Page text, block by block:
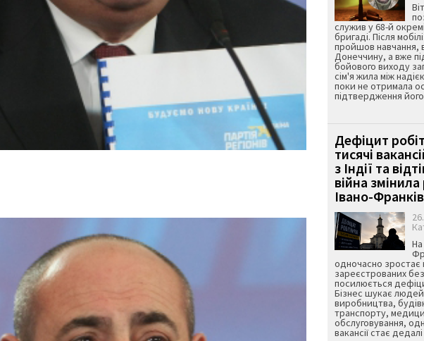
служив у 68-й
бригаді. Після
пройшов навчання,
Донеччину, а вже
бойового виходу
сім'я жила між
поки не отримала
підтвердження його
Дефіцит
тисячі
з Індії та
війна
Івано-
На
одночасно зростає
зареєстрованих
посилюється
Бізнес шукає
виробництва,
транспорту,
обслуговування,
вакансії стає